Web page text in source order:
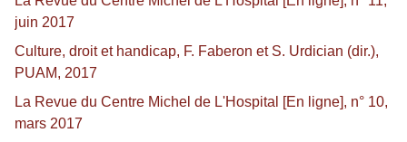
juin 2017
Culture, droit et handicap, F. Faberon et S. Urdician (dir.),
PUAM, 2017
La Revue du Centre Michel de L'Hospital [En ligne], n° 10,
mars 2017